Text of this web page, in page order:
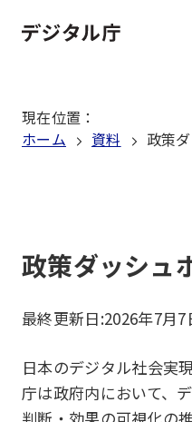
文
動
現在位置 ：
ホーム
資料 政策
政策ダッシュ
最終更新日:2026年7月7
日本のデジタル社会実
庁は政府内において、